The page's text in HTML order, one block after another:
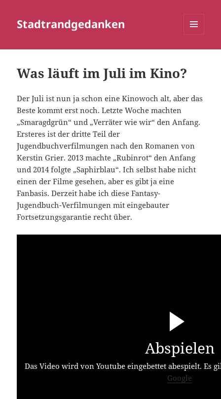
Stadtrandgedanken
Was läuft im Juli im Kino?
Der Juli ist nun ja schon eine Kinowoch alt, aber das
Beste kommt erst noch. Letzte Woche machten
„Smaragdgrün“ und „Verräter wie wir“ den Anfang.
Ersteres ist der dritte Teil der
Jugendbuchverfilmungen nach den Romanen von
Kerstin Grier. 2013 machte „Rubinrot“ den Anfang
und 2014 folgte „Saphirblau“. Ich selbst habe nicht
einen der Filme gesehen, aber es gibt ja eine
Fanbasis. Derzeit habe ich diese Fantasy-
Jugendbuch-Verfilmungen mit eingebauter
Fortsetzungsgarantie recht über.
Abspielen
Das Video wird von Youtube eingebettet abespielt. Es
Google